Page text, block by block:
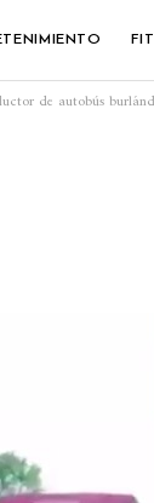
de autobús